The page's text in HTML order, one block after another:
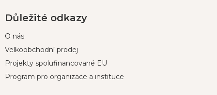
Důležité odkazy
O nás
Velkoobchodní prodej
Projekty spolufinancované EU
Program pro organizace a instituce